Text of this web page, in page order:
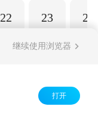
22 23 24
继续使用浏览器
打开